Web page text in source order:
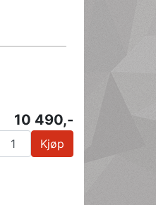
10 490,-
Kjøp